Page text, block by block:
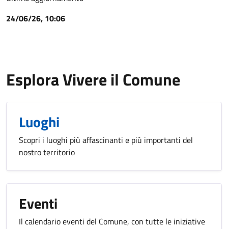
24/06/26, 10:06
Esplora Vivere il Comune
Luoghi
Scopri i luoghi più affascinanti e più importanti del
nostro territorio
Eventi
Il calendario eventi del Comune, con tutte le iniziative